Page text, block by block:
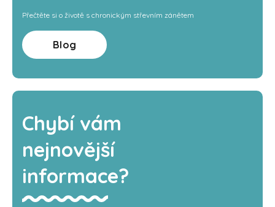
Přečtěte si o životě s chronickým střevním zánětem
Blog
Chybí vám
nejnovější
informace?